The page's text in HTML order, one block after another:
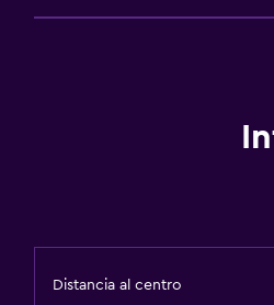
Visitas a bodegas
Servicios básicos
Distancia al centro